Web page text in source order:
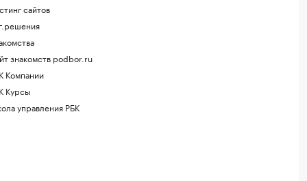
сайтов
знакомств podbor.ru
Компании
Курсы
управления РБК